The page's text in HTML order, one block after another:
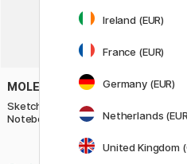
MOLESKINE
Sketchbook ART collection
Notebook Pocket Black
299 KR
Ireland (EUR)
France (EUR)
Germany (EUR)
Netherlands
United Kingdom